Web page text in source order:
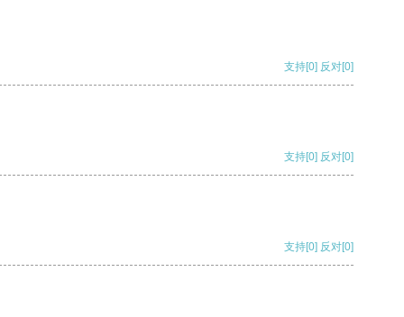
支持[0] 反对[0]
支持[0] 反对[0]
支持[0] 反对[0]